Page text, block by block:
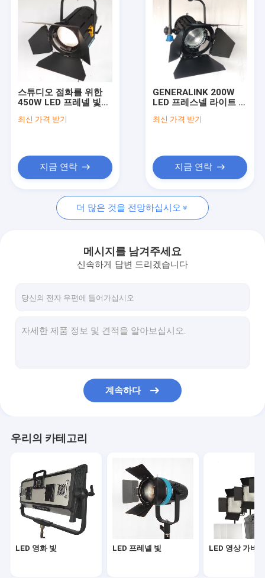
공장 투어
품질 관리
저희에게 연락주세요
News
LED 영화 빛
LED 영상 가벼운 장비
LED 은은한 불빛 패널
LED 모노 라이트
스튜디오 점화를 위한
450W LED 프레넬 빛
보충 LED 영화에 의하여
최신 가격 받기
지금 연락
GENERALINK 200W
LED 프레스넬 라이트 낮
디오 조명을위한 전력
최신 가격 받기
지금 연락
더 많은 것을 전망하십시오
메시지를 남겨주세요
신속하게 답변 드리겠습니다
계속하다
우리의 카테고리
LED 영화 빛 LED 프레넬 빛 LED 영상 가벼